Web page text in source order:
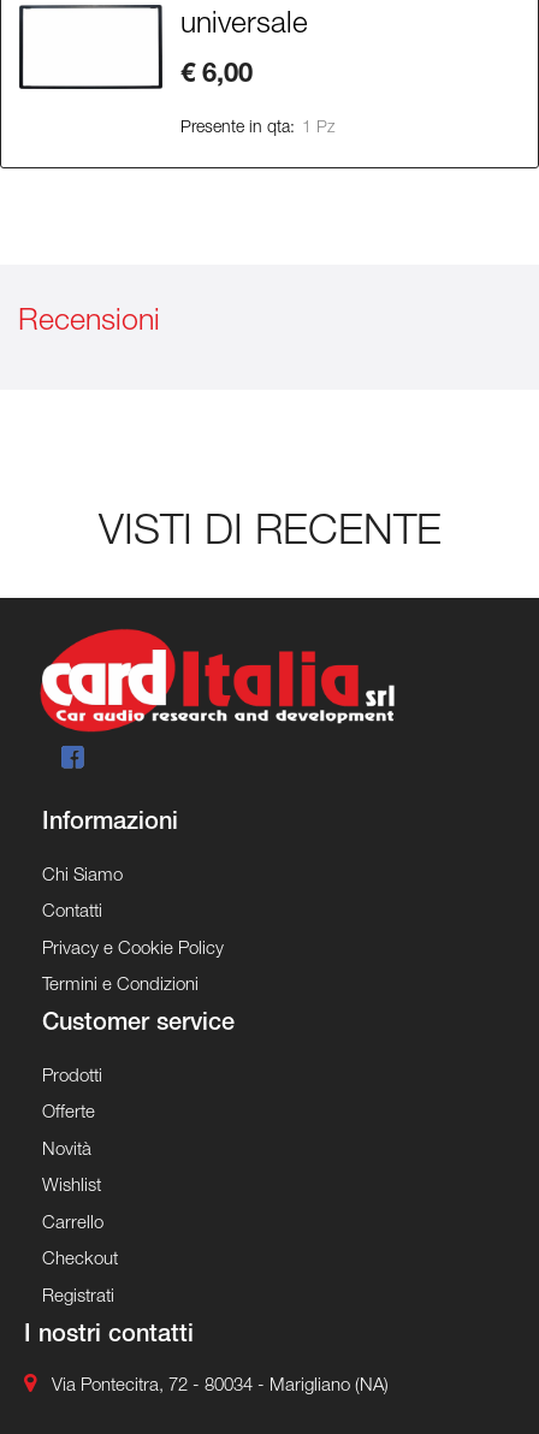
universale
€ 6,00
Presente in qta: 1 Pz
Recensioni
VISTI DI RECENTE
Informazioni
Chi Siamo
Contatti
Privacy e Cookie Policy
Termini e Condizioni
Customer service
Prodotti
Offerte
Novità
Wishlist
Carrello
Checkout
Registrati
I nostri contatti
Via Pontecitra, 72 - 80034 - Marigliano (NA)